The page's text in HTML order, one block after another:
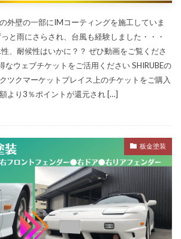
外壁の一部にIMコーティングを施工していま
と雨にさらされ、台風も経験しました・・・
、耐候性はいかに？？ ぜひ動画をご覧くださ
ウェブチケットをご活用ください SHIRUBEの
ツクマーケットプレイス上のチケットをご購入
より3％ポイントが還元され […]
板金塗装